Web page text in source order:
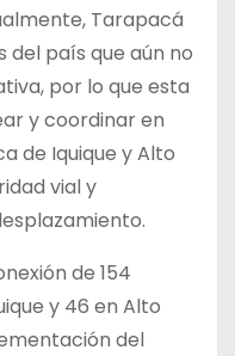
Tarapacá
del país que aún no
por lo que esta
y coordinar en
de Iquique y Alto
vial y
de 154
y 46 en Alto
del